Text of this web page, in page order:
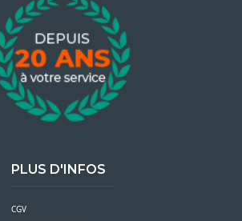
PLUS D'INFOS
CGV